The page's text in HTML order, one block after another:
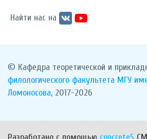
Найти нас на
© Кафедра теоретической и
филологического факультета МГУ
Ломоносова, 2017-2026